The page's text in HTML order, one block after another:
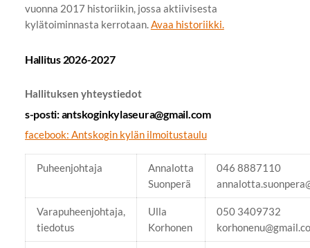
vuonna 2017 historiikin, jossa aktiivisesta
kylätoiminnasta kerrotaan.Avaa historiikki.
Hallitus 2026-2027
Hallituksen yhteystiedot
s-posti: antskoginkylaseura@gmail.com
facebook: Antskogin kylän ilmoitustaulu
Puheenjohtaja
Annalotta
Suonperä
046 8887110
Varapuheenjohtaja,
tiedotus
Ulla
Korhonen
050 3409732